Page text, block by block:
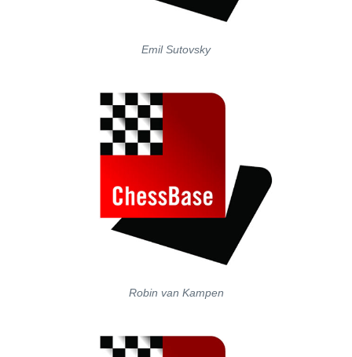
Emil Sutovsky
Robin van Kampen